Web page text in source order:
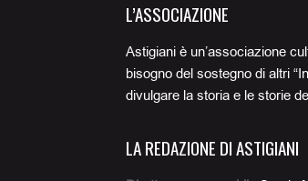
L’ASSOCIAZIONE
Astigiani è un’associazione
bisogno del sostegno di altri
divulgare la storia e le storie
LA REDAZIONE DI ASTIGIANI